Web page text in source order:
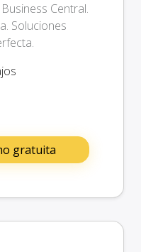
Central.
Soluciones
gratuita